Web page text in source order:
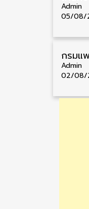
Admin
05/08/
Admin
02/08/